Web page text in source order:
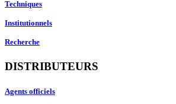
Techniques
Institutionnels
Recherche
DISTRIBUTEURS
Agents officiels